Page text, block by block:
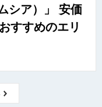
シア）」 安価
すすめのエリ